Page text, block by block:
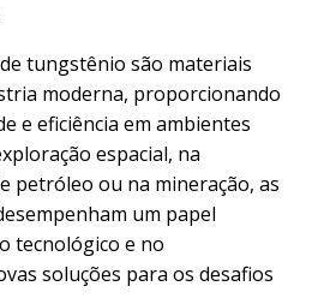
tungstênio são materiais
moderna, proporcionando
e eficiência em ambientes
espacial, na
petróleo ou na mineração, as
um papel
tecnológico e no
soluções para os desafios